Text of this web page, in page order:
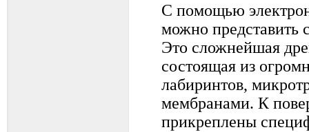
С помощью
можно представить
Это сложнейшая
состоящая из
лабиринтов,
мембранами. К
прикреплены